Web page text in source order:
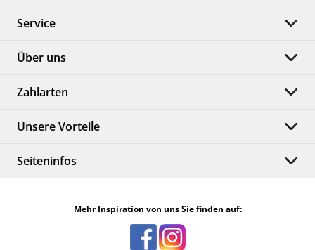
Service
Über uns
Zahlarten
Unsere Vorteile
Seiteninfos
Mehr Inspiration von uns Sie finden auf: